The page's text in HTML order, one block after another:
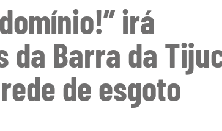
irá
Barra da
de esgoto